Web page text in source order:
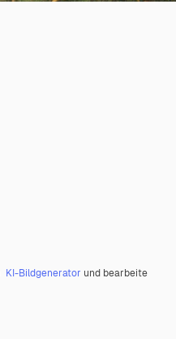
KI-Bildgenerator und bearbeite